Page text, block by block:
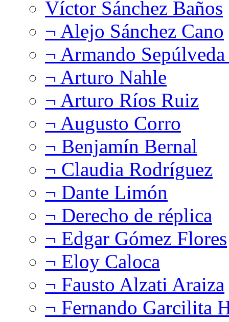
Víctor Sánchez Baños
¬ Alejo Sánchez Cano
¬ Armando
¬ Arturo Nahle
¬ Arturo Ríos Ruiz
¬ Augusto Corro
¬ Benjamín Bernal
¬ Claudia Rodríguez
¬ Dante Limón
¬ Derecho de réplica
¬ Edgar Gómez Flores
¬ Eloy Caloca
¬ Fausto Alzati Araiza
¬ Fernando Garcilita